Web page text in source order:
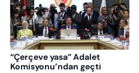
“Çerçeve yasa” Adalet
Komisyonu’ndan geçti